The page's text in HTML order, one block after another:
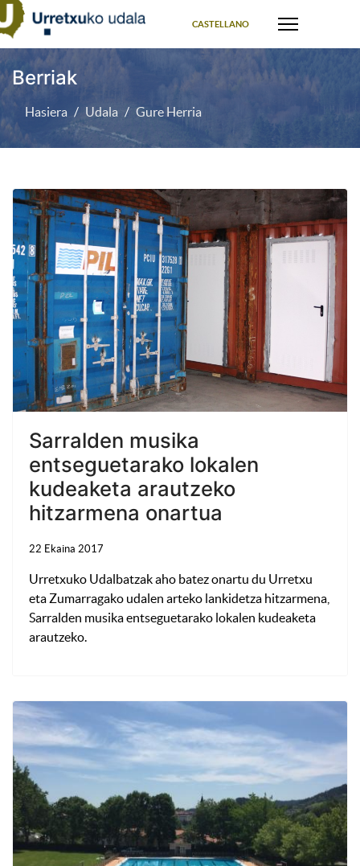
CASTELLANO
Berriak
Hasiera Udala Gure Herria
Sarralden musika
entseguetarako lokalen
kudeaketa arautzeko
hitzarmena onartua
22 Ekaina 2017
Urretxuko Udalbatzak aho batez onartu du Urretxu
eta Zumarragako udalen arteko lankidetza hitzarmena,
Sarralden musika entseguetarako lokalen kudeaketa
arautzeko.